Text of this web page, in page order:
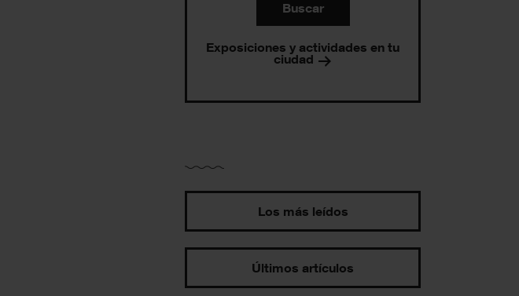
Buscar
Exposiciones y actividades en tu
ciudad
Los más leídos
Últimos artículos